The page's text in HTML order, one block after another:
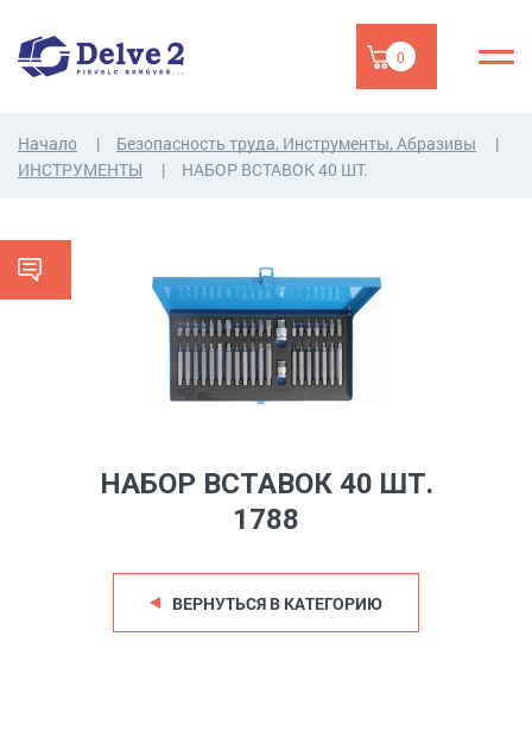
0
Начало
Безопасность труда, Инструменты, Абразивы
ИНСТРУМЕНТЫ
НАБОР ВСТАВОК 40 ШТ.
НАБОР ВСТАВОК 40 ШТ.
1788
ВЕРНУТЬСЯ В КАТЕГОРИЮ